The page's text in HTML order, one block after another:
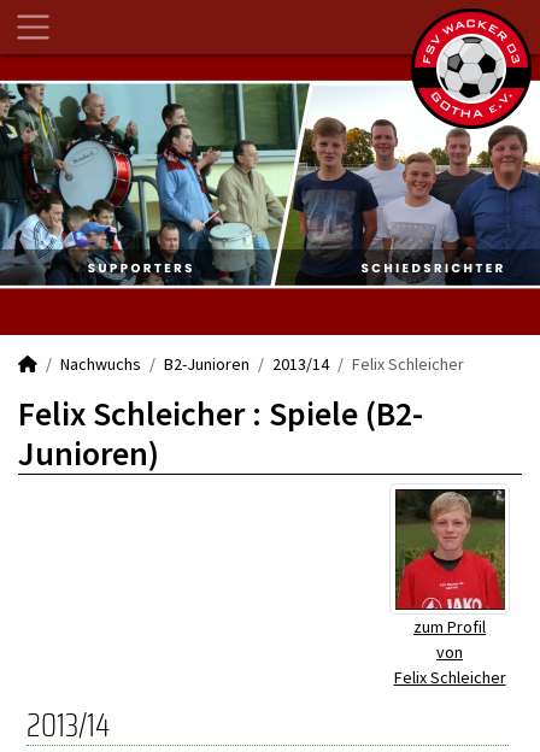
Nachwuchs B2-Junioren 2013/14 Felix Schleicher
Felix Schleicher : Spiele (B2-
Junioren)
zum Profil
von
Felix Schleicher
2013/14